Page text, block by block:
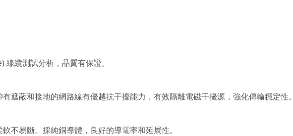
線纜測試分析，品質有保證。
遮蔽和接地的網路線有優越抗干擾能力，有效隔離電磁干擾源，強化傳輸穩定性。
不易斷。採純銅導體，良好的導電率和延展性。